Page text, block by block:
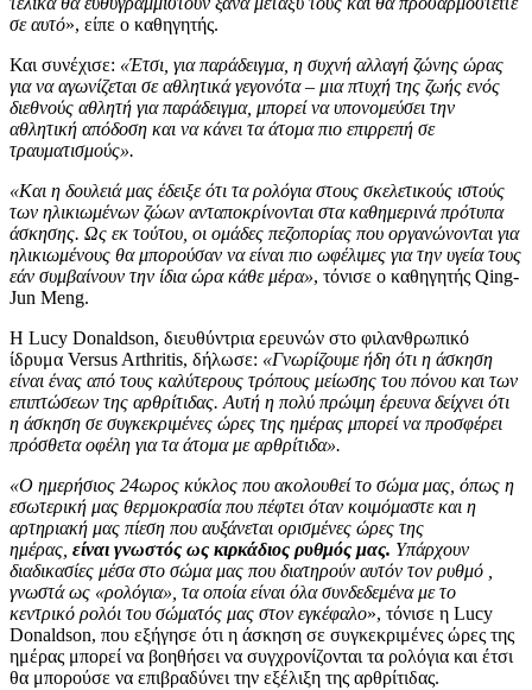
σε αυτό», είπε ο καθηγητής.
Και συνέχισε: «Έτσι, για παράδειγμα, η συχνή αλλαγή ζώνης ώρας
για να αγωνίζεται σε αθλητικά γεγονότα – μια πτυχή της ζωής ενός
διεθνούς αθλητή για παράδειγμα, μπορεί να υπονομεύσει την
αθλητική απόδοση και να κάνει τα άτομα πιο επιρρεπή σε
τραυματισμούς».
«Και η δουλειά μας έδειξε ότι τα ρολόγια στους σκελετικούς ιστούς
των ηλικιωμένων ζώων ανταποκρίνονται στα καθημερινά πρότυπα
άσκησης. Ως εκ τούτου, οι ομάδες πεζοπορίας που οργανώνονται για
ηλικιωμένους θα μπορούσαν να είναι πιο ωφέλιμες για την υγεία τους
εάν συμβαίνουν την ίδια ώρα κάθε μέρα», τόνισε ο καθηγητής Qing-
Jun Meng.
Η Lucy Donaldson, διευθύντρια ερευνών στο φιλανθρωπικό
ίδρυμα Versus Arthritis, δήλωσε: «Γνωρίζουμε ήδη ότι η άσκηση
είναι ένας από τους καλύτερους τρόπους μείωσης του πόνου και των
επιπτώσεων της αρθρίτιδας. Αυτή η πολύ πρώιμη έρευνα δείχνει ότι
η άσκηση σε συγκεκριμένες ώρες της ημέρας μπορεί να προσφέρει
πρόσθετα οφέλη για τα άτομα με αρθρίτιδα».
«Ο ημερήσιος 24ωρος κύκλος που ακολουθεί το σώμα μας, όπως η
εσωτερική μας θερμοκρασία που πέφτει όταν κοιμόμαστε και η
αρτηριακή μας πίεση που αυξάνεται ορισμένες ώρες της
ημέρας, είναι γνωστός ως κιρκάδιος ρυθμός μας. Υπάρχουν
διαδικασίες μέσα στο σώμα μας που διατηρούν αυτόν τον ρυθμό ,
γνωστά ως «ρολόγια», τα οποία είναι όλα συνδεδεμένα με το
κεντρικό ρολόι του σώματός μας στον εγκέφαλο», τόνισε η Lucy
Donaldson, που εξήγησε ότι η άσκηση σε συγκεκριμένες ώρες της
ημέρας μπορεί να βοηθήσει να συγχρονίζονται τα ρολόγια και έτσι
θα μπορούσε να επιβραδύνει την εξέλιξη της αρθρίτιδας.